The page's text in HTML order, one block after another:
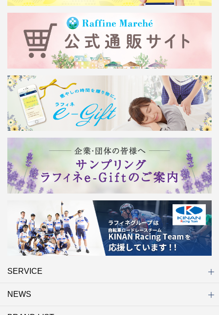
SERVICE
初めての方へ
店舗検索
キャンペーン
ラフィネ マルシェ（通販サイト）
WEB予約
よくある質問（Q&A）
サイトマップ
NEWS